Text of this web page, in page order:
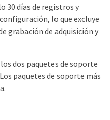
30 días de registros y
lo que excluye
grabación de adquisición y
dos paquetes de soporte
paquetes de soporte más